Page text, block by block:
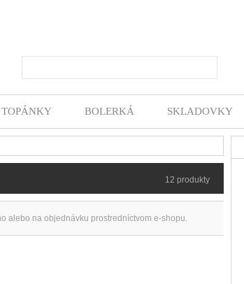
TOPÁNKY BOLERKÁ SKLADOVKY
12 produkty
alebo na objednávku prostredníctvom e-shopu.